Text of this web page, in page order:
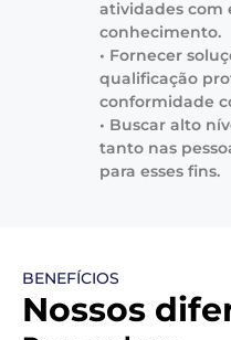
atividades com
conhecimento.
• Fornecer
qualificação
conformidade
• Buscar alto
tanto nas
para esses fins.
BENEFÍCIOS
Nossos